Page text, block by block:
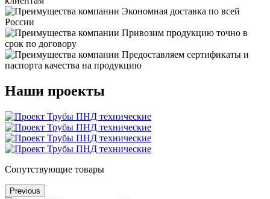
Экономная доставка по всей
России
Привозим продукцию точно в
срок по договору
Предоставляем сертификаты и
паспорта качества на продукцию
Наши проекты
Сопутствующие товары
Previous